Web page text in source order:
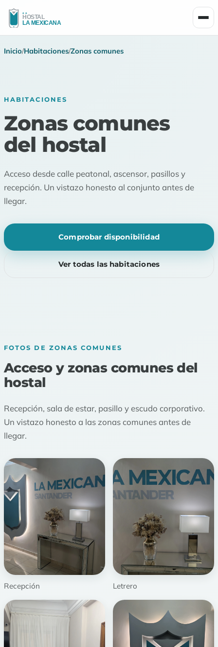
Inicio/Habitaciones/Zonas comunes
HABITACIONES
Zonas comunes
del hostal
Acceso desde calle peatonal, ascensor, pasillos y
recepción. Un vistazo honesto al conjunto antes de
llegar.
Comprobar disponibilidad
Ver todas las habitaciones
FOTOS DE ZONAS COMUNES
Acceso y zonas comunes del
hostal
Recepción, sala de estar, pasillo y escudo corporativo.
Un vistazo honesto a las zonas comunes antes de
llegar.
Recepción Letrero